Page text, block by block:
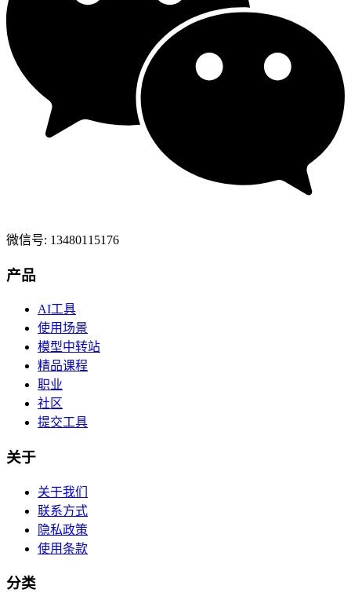
微信号: 13480115176
产品
AI工具
使用场景
模型中转站
精品课程
职业
社区
提交工具
关于
关于我们
联系方式
隐私政策
使用条款
分类